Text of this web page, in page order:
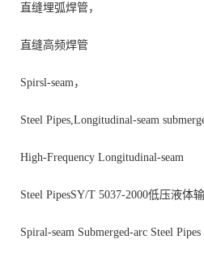
直缝埋弧焊管，
直缝高频焊管
Spirsl-seam，
Steel Pipes,Longitudinal-seam
High-Frequency Longitudinal-seam
Steel PipesSY/T 5037-2000低压液体
Spiral-seam Submerged-arc Steel Pipes